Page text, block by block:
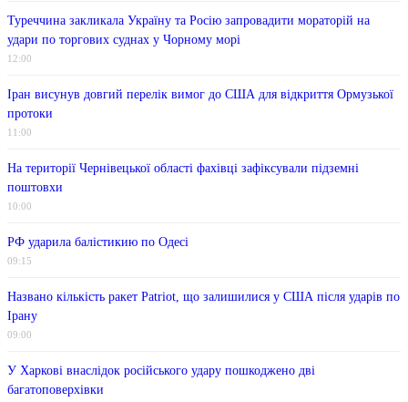
Туреччина закликала Україну та Росію запровадити мораторій на
удари по торгових суднах у Чорному морі
12:00
Іран висунув довгий перелік вимог до США для відкриття Ормузької
протоки
11:00
На території Чернівецької області фахівці зафіксували підземні
поштовхи
10:00
РФ ударила балістикию по Одесі
09:15
Названо кількість ракет Patriot, що залишилися у США після ударів по
Ірану
09:00
У Харкові внаслідок російського удару пошкоджено дві
багатоповерхівки